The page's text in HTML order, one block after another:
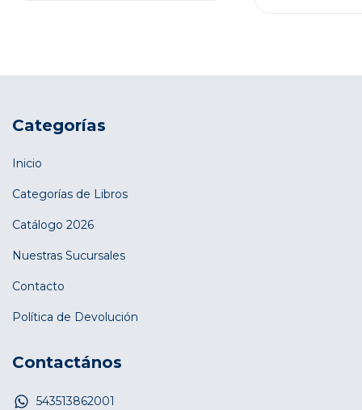
Categorías
Inicio
Categorías de Libros
Catálogo 2026
Nuestras Sucursales
Contacto
Política de Devolución
Contactános
543513862001